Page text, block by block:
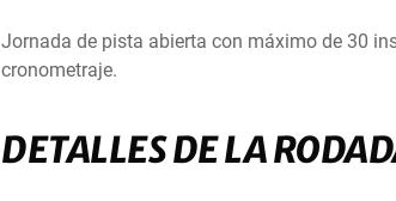
Jornada de pista abierta con máximo de 30
cronometraje.
DETALLES DE LA